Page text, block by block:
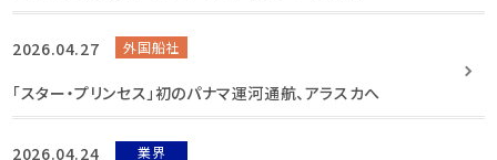
2026.04.27 外国船社
「スター・プリンセス」初のパナマ運河通航、アラスカへ
2026.04.24 業界